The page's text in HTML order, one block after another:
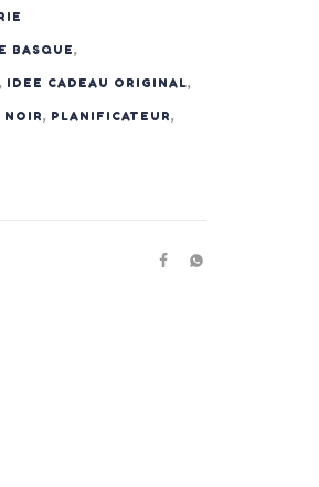
BASQUE,
, IDEE CADEAU ORIGINAL,
NOIR, PLANIFICATEUR,